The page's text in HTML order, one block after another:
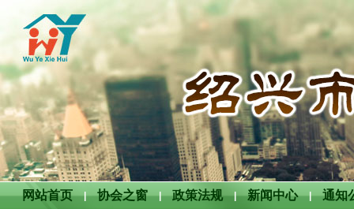
网站首页 | 协会之窗 | 政策法规 | 新闻中心 | 通知